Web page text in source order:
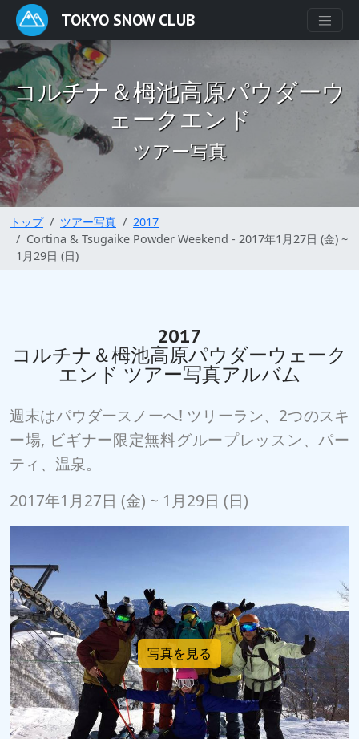
TOKYO SNOW CLUB
コルチナ＆栂池高原パウダーウ
ェークエンド
ツアー写真
トップ ツアー写真
2017
Cortina & Tsugaike Powder Weekend - 2017年1月27日 (金) ~
1月29日 (日)
2017
コルチナ＆栂池高原パウダーウェーク
エンド ツアー写真アルバム
週末はパウダースノーへ! ツリーラン、2つのスキ
ー場, ビギナー限定無料グループレッスン、パー
ティ、温泉。
2017年1月27日 (金) ~ 1月29日 (日)
写真を見る